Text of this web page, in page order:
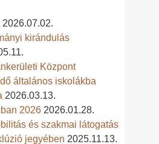
2026.07.02.
kirándulás
Központ
általános iskolákba
2026.03.13.
2026 2026.01.28.
és szakmai látogatás
jegyében 2025.11.13.